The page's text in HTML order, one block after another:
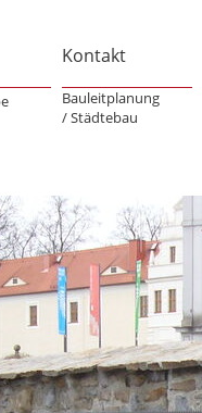
Bauleitplanung
/ Städtebau
Kontakt